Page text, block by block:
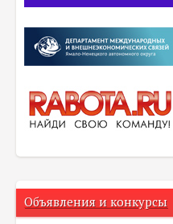
Объявления и конкурсы